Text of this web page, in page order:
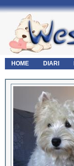
HOME DIARI